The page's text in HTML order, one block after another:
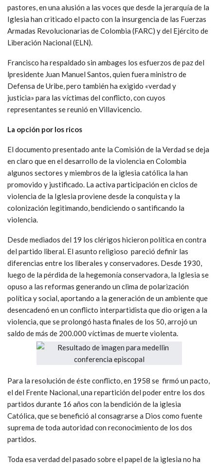
pastores, en una alusión a las voces que desde la jerarquía de la
Iglesia han criticado el pacto con la insurgencia de las Fuerzas
Armadas Revolucionarias de Colombia (FARC) y del Ejército de
Liberación Nacional (ELN).
Francisco ha respaldado sin ambages los esfuerzos de paz del
lpresidente Juan Manuel Santos, quien fuera ministro de
Defensa de Uribe, pero también ha exigido «verdad y
justicia» para las víctimas del conflicto, con cuyos
representantes se reunió en Villavicencio.
La opción por los ricos
El documento presentado ante la Comisión de la Verdad se deja
en claro que en el desarrollo de la violencia en Colombia
algunos sectores y miembros de la iglesia católica la han
promovido y justificado. La activa participación en ciclos de
violencia de la Iglesia proviene desde la conquista y la
colonización legitimando, bendiciendo o santificando la
violencia.
Desde mediados del 19 los clérigos hicieron política en contra
del partido liberal. El asunto religioso pareció definir las
diferencias entre los liberales y conservadores. Desde 1930,
luego de la pérdida de la hegemonía conservadora, la Iglesia se
opuso a las reformas generando un clima de polarización
política y social, aportando a la generación de un ambiente que
desencadenó en un conflicto interpartidista que dio origen a la
violencia, que se prolongó hasta finales de los 50, arrojó un
saldo de más de 200.000 víctimas de muerte violenta.
Para la resolución de éste conflicto, en 1958 se firmó un pacto,
el del Frente Nacional, una repartición del poder entre los dos
partidos durante 16 años con la bendición de la iglesia
Católica, que se benefició al consagrarse a Dios como fuente
suprema de toda autoridad con reconocimiento de los dos
partidos.
Toda esa verdad del pasado sobre el papel de la iglesia no ha